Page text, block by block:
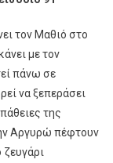
τον Μαθιό στο
με τον
πάνω σε
να ξεπεράσει
της
Αργυρώ πέφτουν